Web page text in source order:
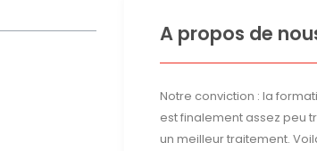
A propos de
Notre conviction : la
est finalement assez peu
un meilleur traitement.